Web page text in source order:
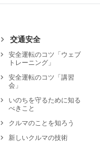
交通安全
安全運転のコツ「ウェブ
トレーニング」
安全運転のコツ「講習
会」
いのちを守るために知る
べきこと
クルマのことを知ろう
新しいクルマの技術